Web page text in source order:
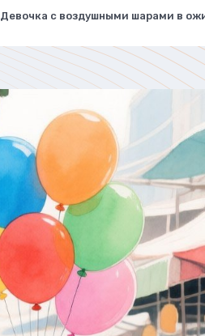
Девочка с воздушными шарами в